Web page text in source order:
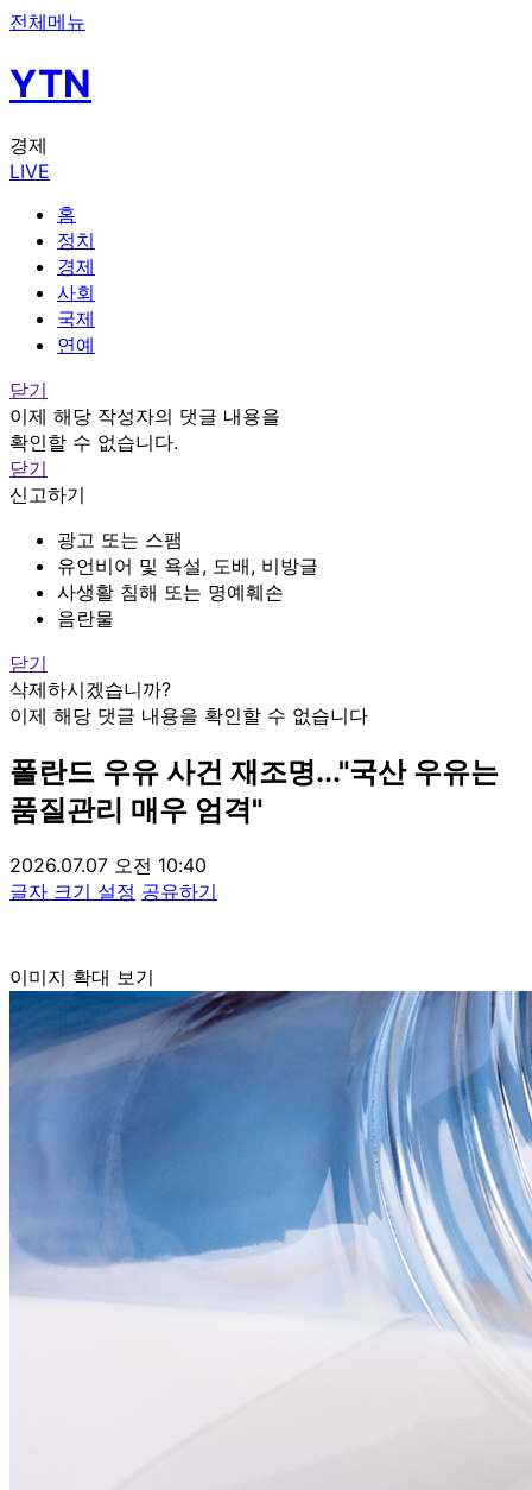
전체메뉴
YTN
경제
LIVE
홈
정치
경제
사회
국제
연예
닫기
이제 해당 작성자의 댓글 내용을
확인할 수 없습니다.
닫기
신고하기
광고 또는 스팸
유언비어 및 욕설, 도배, 비방글
사생활 침해 또는 명예훼손
음란물
닫기
삭제하시겠습니까?
이제 해당 댓글 내용을 확인할 수 없습니다
폴란드 우유 사건 재조명..."국산 우유는
품질관리 매우 엄격"
2026.07.07 오전 10:40
글자 크기 설정 공유하기
이미지 확대 보기